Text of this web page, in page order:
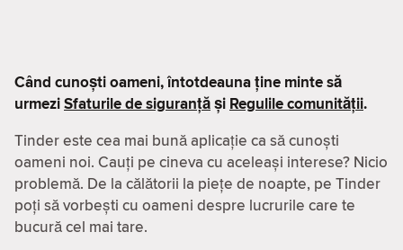
Când cunoști oameni, întotdeauna ține minte să
urmeziSfaturile de siguranțăși Regulile comunității.
Tinder este cea mai bună aplicație ca să cunoști
oameni noi. Cauți pe cineva cu aceleași interese? Nicio
problemă. De la călătorii la piețe de noapte, pe Tinder
poți să vorbești cu oameni despre lucrurile care te
bucură cel mai tare.